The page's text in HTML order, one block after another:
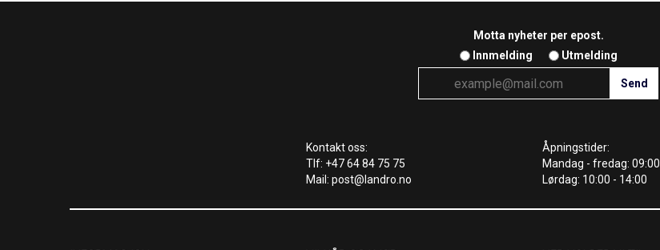
Motta nyheter per epost.
Innmelding
Utmelding
Kontakt oss:
Tlf: +47 64 84 75 75
Mail: post@landro.no
Åpningstider:
Mandag - fredag:
Lørdag: 10:00 - 14:00